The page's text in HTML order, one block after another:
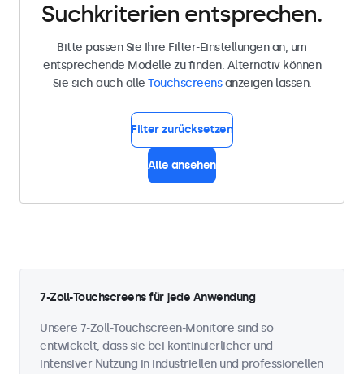
Suchkriterien entsprechen.
Bitte passen Sie Ihre Filter-Einstellungen an, um
entsprechende Modelle zu finden. Alternativ können
Sie sich auch alle Touchscreensanzeigen lassen.
Filter zurücksetzen
Alle ansehen
7-Zoll-Touchscreens für jede Anwendung
Unsere 7-Zoll-Touchscreen-Monitore sind so
entwickelt, dass sie bei kontinuierlicher und
intensiver Nutzung in industriellen und professionellen